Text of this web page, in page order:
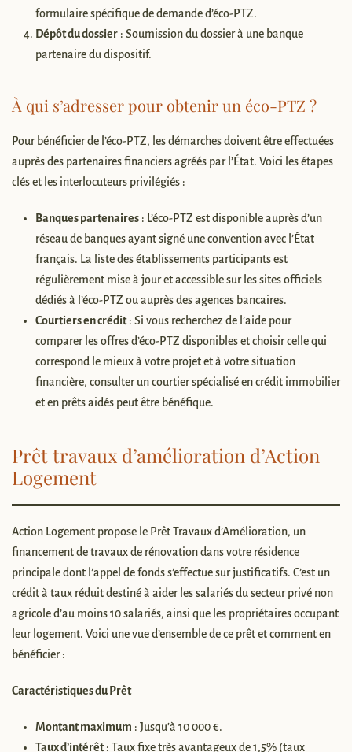
formulaire spécifique de demande d’éco-PTZ.
Dépôt du dossier : Soumission du dossier à une banque
partenaire du dispositif.
À qui s’adresser pour obtenir un éco-PTZ ?
Pour bénéficier de l’éco-PTZ, les démarches doivent être effectuées
auprès des partenaires financiers agréés par l’État. Voici les étapes
clés et les interlocuteurs privilégiés :
Banques partenaires : L’éco-PTZ est disponible auprès d’un
réseau de banques ayant signé une convention avec l’État
français. La liste des établissements participants est
régulièrement mise à jour et accessible sur les sites officiels
dédiés à l’éco-PTZ ou auprès des agences bancaires.
Courtiers en crédit: Si vous recherchez de l’aide pour
comparer les offres d’éco-PTZ disponibles et choisir celle qui
correspond le mieux à votre projet et à votre situation
financière, consulter un courtier spécialisé en crédit immobilier
et en prêts aidés peut être bénéfique.
Prêt travaux d’amélioration d’Action
Logement
Action Logement propose le Prêt Travaux d’Amélioration, un
financement de travaux de rénovation dans votre résidence
principale dont l’appel de fonds s’effectue sur justificatifs. C’est un
crédit à taux réduit destiné à aider les salariés du secteur privé non
agricole d’au moins 10 salariés, ainsi que les propriétaires occupant
leur logement. Voici une vue d’ensemble de ce prêt et comment en
bénéficier :
Caractéristiques du Prêt
Montant maximum : Jusqu’à 10 000 €.
Taux d’intérêt: Taux fixe très avantageux de 1,5% (taux